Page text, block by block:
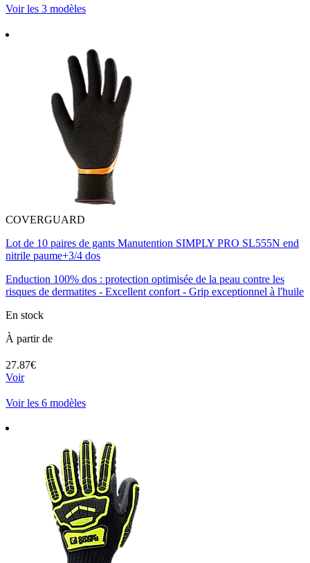
Voir les 3 modèles
COVERGUARD
Lot de 10 paires de gants Manutention SIMPLY PRO SL555N end
nitrile paume+3/4 dos
Enduction 100% dos : protection optimisée de la peau contre les
risques de dermatites - Excellent confort - Grip exceptionnel à l'huile
En stock
À partir de
27.87€
Voir
Voir les 6 modèles